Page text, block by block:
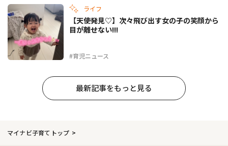
ライフ
#育児ニュース
【天使発見♡】次々飛び出す女の子の笑顔から
目が離せない!!!
最新記事をもっと見る
マイナビ子育てトップ